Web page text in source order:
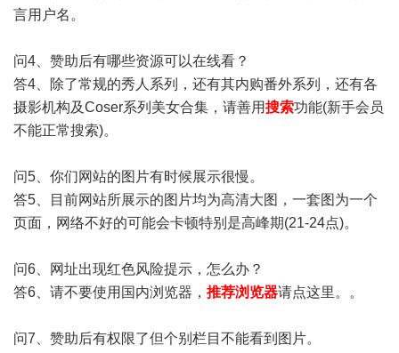
言用户名。
问4、赞助后有哪些资源可以在线看？
答4、除了常规的秀人系列，还有其内购番外系列，还有各
摄影机构及Coser系列美女合集，请善用搜索功能(新手会员
不能正常搜索)。
问5、你们网站的图片有时候展示很慢。
答5、目前网站所展示的图片均为高清大图，一套图为一个
页面，网络不好的可能会卡顿特别是高峰期(21-24点)。
问6、网址出现红色风险提示，怎么办？
答6、请不要使用国内浏览器， 推荐浏览器请点这里。。
问7、赞助后有权限了但个别栏目不能看到图片。